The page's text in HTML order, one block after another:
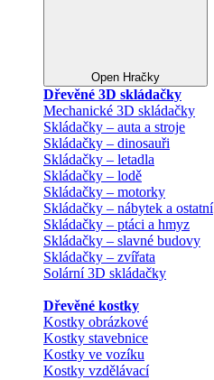
Open Hračky
Dřevěné 3D skládačky
Mechanické 3D skládačky
Skládačky – auta a stroje
Skládačky – dinosauři
Skládačky – letadla
Skládačky – lodě
Skládačky – motorky
Skládačky – nábytek a ostatní
Skládačky – ptáci a hmyz
Skládačky – slavné budovy
Skládačky – zvířata
Solární 3D skládačky
Dřevěné kostky
Kostky obrázkové
Kostky stavebnice
Kostky ve vozíku
Kostky vzdělávací